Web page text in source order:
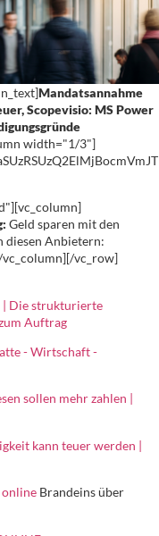
Mandatsannahme
Scopevisio: MS Power
width="1/3"]
Geld sparen mit den
diesen Anbietern:
vc_row]
| Die strukturierte
Auftrag
- Wirtschaft -
sollen mehr zahlen |
kann teuer werden |
online Brandeins über